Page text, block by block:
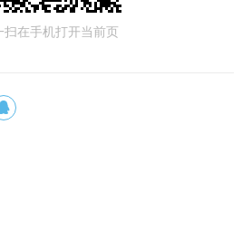
扫在手机打开当前页